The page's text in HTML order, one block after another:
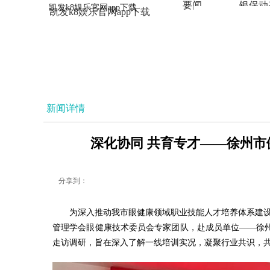
凯发k8娱乐官网app下载
凯发k8娱乐官网app下载
要闻 银保动
新闻详情
深化协同 共育专才——徐州市
分享到：
为深入推动我市眼健康领域职业技能人才培养体系建
管理学会眼健康技术委员会专家团队，赴成员单位——徐
走访调研，旨在深入了解一线培训实况，凝聚行业共识，